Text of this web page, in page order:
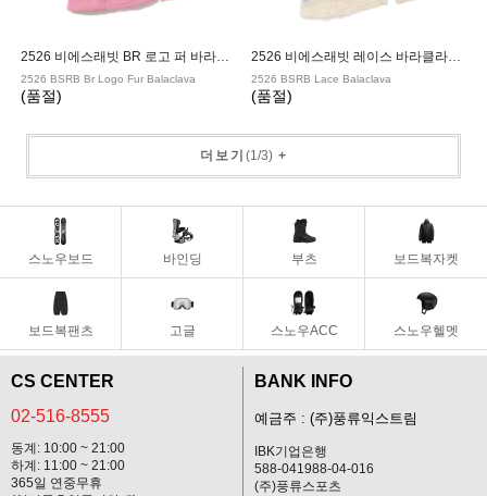
2526 비에스래빗 BR 로고 퍼 바라클라바 PINK
2526 BSRB Br Logo Fur Balaclava
(품절)
2526 비에스래빗 레이스 바라클라바 CREAM
2526 BSRB Lace Balaclava
(품절)
더보기 (1/3)+
스노우보드 바인딩 부츠 보드복자켓
보드복팬츠 고글 스노우ACC 스노우헬멧
CS CENTER
02-516-8555
동계: 10:00 ~ 21:00
하계: 11:00 ~ 21:00
365일 연중무휴
BANK INFO
예금주 : (주)풍류익스트림
IBK기업은행
588-041988-04-016
(주)풍류스포츠